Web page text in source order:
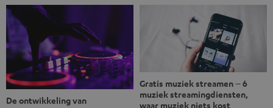
verder ontwikkelt. In vele uren na werktijd heeft het
team samen gewerkt om de MYND uit te breiden met de
mogelijkheid om via wifi te streamen. […]
De ontwikkeling van
Gratis muziek streamen – 6
muziek streamingdiensten,
waar muziek niets kost